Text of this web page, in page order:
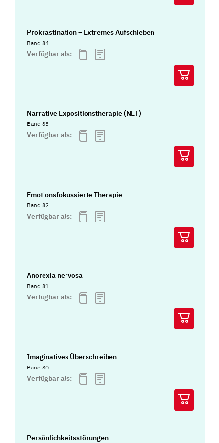
Prokrastination – Extremes Aufschieben
Band 84
Verfügbar als:
Narrative Expositionstherapie (NET)
Band 83
Verfügbar als:
Emotionsfokussierte Therapie
Band 82
Verfügbar als:
Anorexia nervosa
Band 81
Verfügbar als:
Imaginatives Überschreiben
Band 80
Verfügbar als:
Persönlichkeitsstörungen